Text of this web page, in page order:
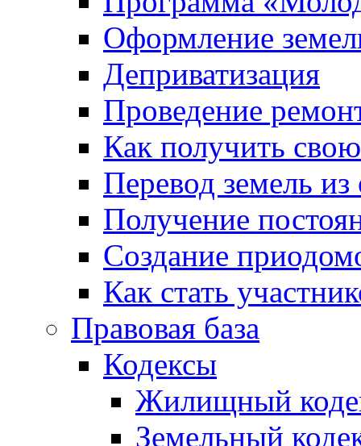
Оформление
Деприватизация
Проведение
Как получить
Перевод земель
Получение
Создание
Как стать
Правовая база
Кодексы
Жилищный
Земельный